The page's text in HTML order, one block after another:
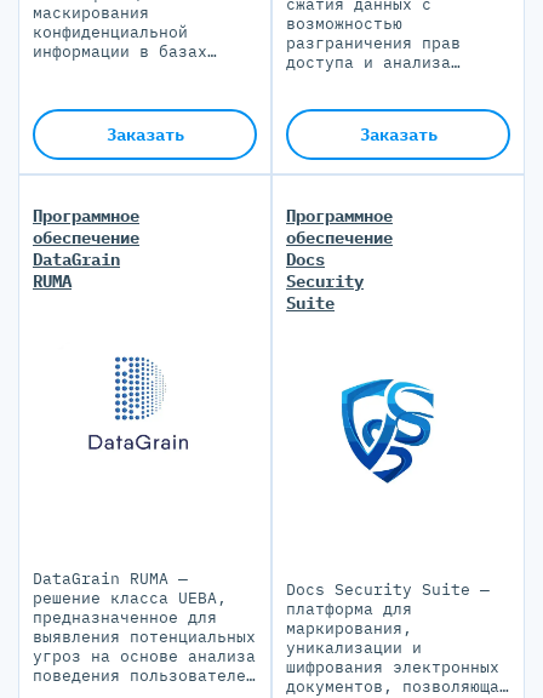
маскирования
конфиденциальной
информации в базах
Заказать
сжатия данных с
возможностью
разграничения прав
доступа и анализа
Заказать
Программное
обеспечение
DataGrain
RUMA
DataGrain RUMA —
решение класса UEBA,
предназначенное для
выявления потенциальных
угроз на основе анализа
поведения пользователей
Программное
обеспечение
Docs
Security
Suite
Docs Security Suite —
платформа для
маркирования,
уникализации и
шифрования электронных
документов, позволяющая